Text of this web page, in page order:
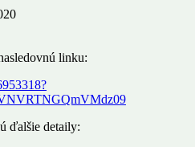
linku:
ďalšie detaily: